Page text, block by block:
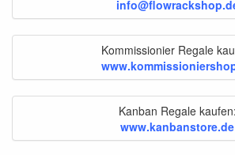
Kommissionier Regale
Kanban Regale kaufen:
www.kanbanstore.de